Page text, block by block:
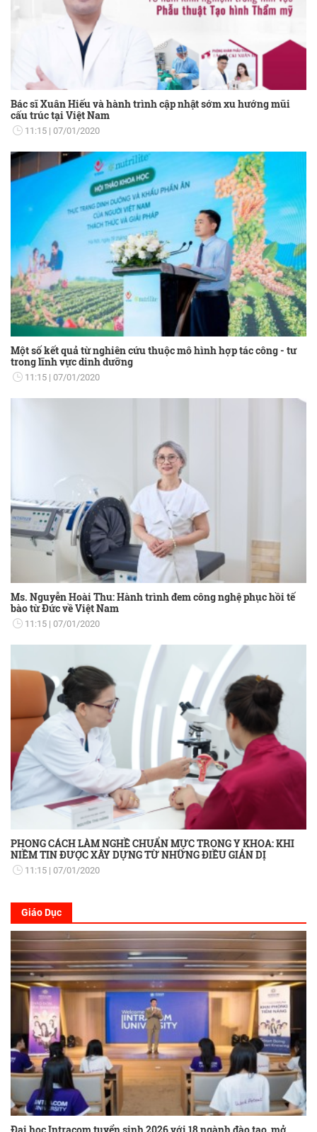
Bác sĩ Xuân Hiếu và hành trình cập nhật sớm xu hướng mũi
cấu trúc tại Việt Nam
11:15 07/01/2020
Một số kết quả từ nghiên cứu thuộc mô hình hợp tác công - tư
trong lĩnh vực dinh dưỡng
11:15 07/01/2020
Ms. Nguyễn Hoài Thu: Hành trình đem công nghệ phục hồi tế
bào từ Đức về Việt Nam
11:15 07/01/2020
PHONG CÁCH LÀM NGHỀ CHUẨN MỰC TRONG Y KHOA: KHI
NIỀM TIN ĐƯỢC XÂY DỰNG TỪ NHỮNG ĐIỀU GIẢN DỊ
11:15 07/01/2020
Giáo Dục